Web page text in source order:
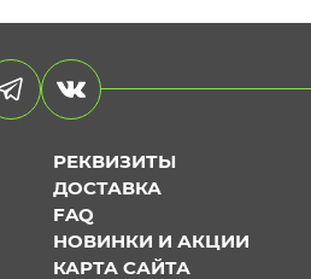
РЕКВИЗИТЫ
ДОСТАВКА
FAQ
НОВИНКИ И АКЦИИ
КАРТА САЙТА